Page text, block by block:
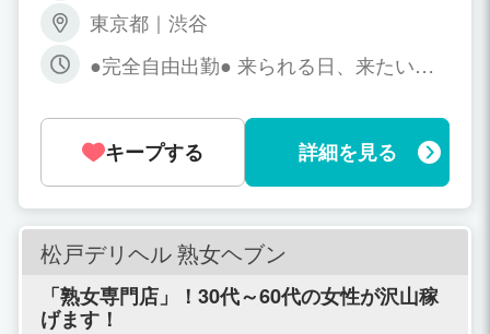
5,000円 120分：35,000円 ■ 本指名バッ
ク：3,000円 ■ オプション：1,000円〜7,
000円（全額バック） →2000円、3000
オプションがお客様に大人気です。
東京都｜渋谷
●完全自由出勤● 来られる日、来たい
だけでOK 時間帯の制約もほぼナシ！
「今日は気分が乗らない…」 「急な予定
が入ってしまった…」 そんな日はもちろ
んお休みでOKです。 ━━━━━━━━
━━━━━━━━━ たとえば… ・週1だ
けもOK ・月1もOK！無理に出なくて大
丈夫????‍♀️ ・「今日やっぱり出勤した
い」も大歓迎♪????️ ・体調不良などの当
日欠勤も大丈夫です ・遅刻もペナルティ
キープする 詳細を見る
松戸デリヘル 熟女ヘブン
「熟女専門店」！30代～60代の女性が沢山稼
げます！